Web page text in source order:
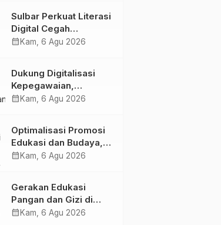
Penandatanganan
Perjanjian Tugas
Belajar 2026
Sulbar Perkuat Literasi
Digital Cegah
Kejahatan Love
calendar_month Kam, 6 Agu 2026
Dukung Digitalisasi
Kepegawaian,
DPMPTSP Sulbar Siap
calendar_month Kam, 6 Agu 2026
Optimalisasi Promosi
Edukasi dan Budaya,
Anjungan Provinsi
Bersama Sky World
TMII
calendar_month Kam, 6 Agu 2026
Gerakan Edukasi
Pangan dan Gizi di
Mamasa: Tingkatkan
calendar_month Kam, 6 Agu 2026